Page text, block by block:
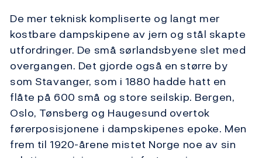
De mer teknisk kompliserte og langt mer
kostbare dampskipene av jern og stål skapte
utfordringer. De små sørlandsbyene slet med
overgangen. Det gjorde også en større by
som Stavanger, som i 1880 hadde hatt en
flåte på 600 små og store seilskip. Bergen,
Oslo, Tønsberg og Haugesund overtok
førerposisjonene i dampskipenes epoke. Men
frem til 1920-årene mistet Norge noe av sin